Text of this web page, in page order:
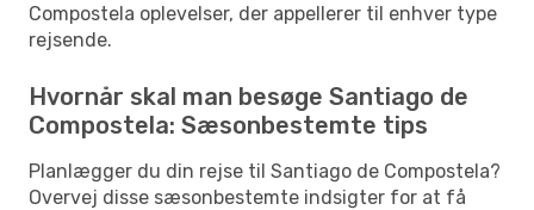
Compostela oplevelser, der appellerer til enhver type
rejsende.
Hvornår skal man besøge Santiago de
Compostela: Sæsonbestemte tips
Planlægger du din rejse til Santiago de Compostela?
Overvej disse sæsonbestemte indsigter for at få